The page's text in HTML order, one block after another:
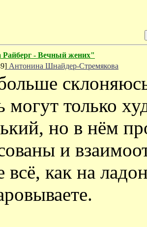
- Вечный жених"
Антонина Шнайдер-Стремякова
могут только
но в нём
и
всё, как на